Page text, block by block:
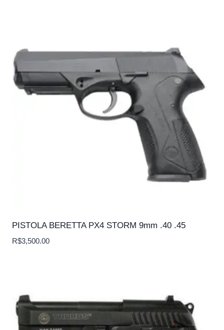
PISTOLA BERETTA PX4 STORM 9mm .40 .45
R$3,500.00